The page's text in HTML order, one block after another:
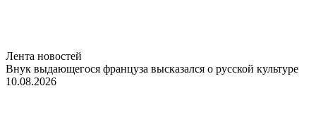
Лента новостей
Внук выдающегося француза высказался о русской культуре
10.08.2026